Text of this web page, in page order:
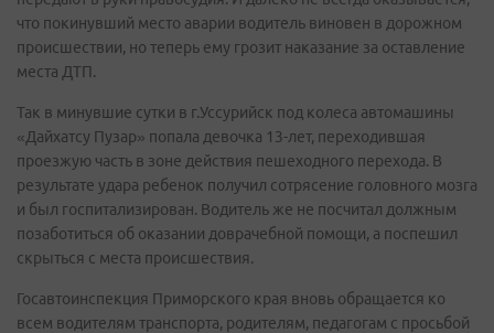
что покинувший место аварии водитель виновен в дорожном
происшествии, но теперь ему грозит наказание за оставление
места ДТП.
Так в минувшие сутки в г.Уссурийск под колеса автомашины
«Дайхатсу Пузар» попала девочка 13-лет, переходившая
проезжую часть в зоне действия пешеходного перехода. В
результате удара ребенок получил сотрясение головного мозга
и был госпитализирован. Водитель же не посчитал должным
позаботиться об оказании доврачебной помощи, а поспешил
скрыться с места происшествия.
Госавтоинспекция Приморского края вновь обращается ко
всем водителям транспорта, родителям, педагогам с просьбой